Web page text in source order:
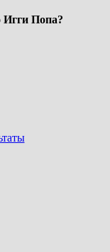
Игги Попа?